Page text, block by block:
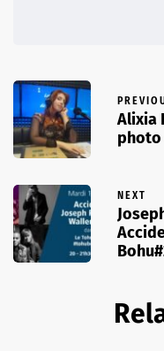
Alixia
photo
NEXT